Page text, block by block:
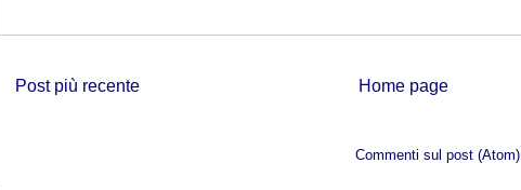
Post più recente Home page
Commenti sul post (Atom)